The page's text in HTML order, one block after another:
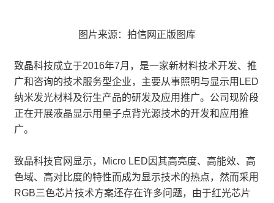
图片来源：拍信网正版图库
致晶科技成立于2016年7月，是一家新材料技术开发、推
广和咨询的技术服务型企业，主要从事照明与显示用LED
纳米发光材料及衍生产品的研发及应用推广。公司现阶段
正在开展液晶显示用量子点背光源技术的开发和应用推
广。
致晶科技官网显示，Micro LED因其高亮度、高能效、高
色域、高对比度的特性而成为显示技术的热点，然而采用
RGB三色芯片技术方案还存在许多问题，由于红光芯片